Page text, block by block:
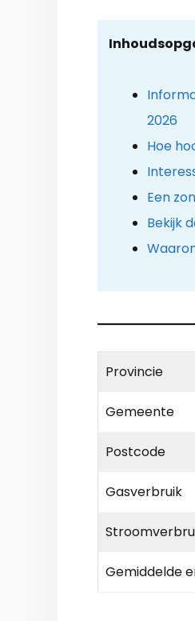
2026
Hoe
Een
Bekijk
Provincie
Gemeente
Postcode
Gasverbruik
Gemiddelde